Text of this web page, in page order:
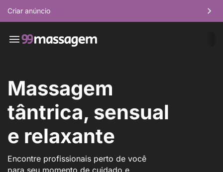
Criar anúncio
Massagem
tântrica, sensual
e relaxante
Encontre profissionais perto de você
para seu momento de cuidado e